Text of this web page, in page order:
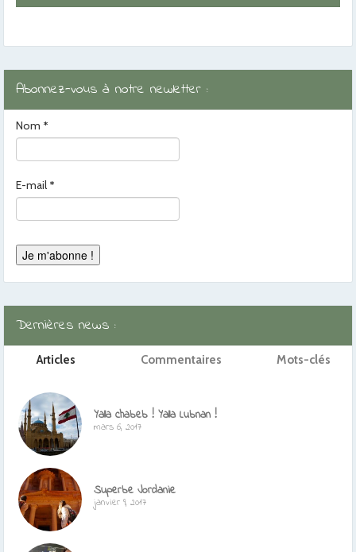
Abonnez-vous à notre newletter :
Nom *
E-mail *
Dernières news :
Articles Commentaires Mots-clés
Yalla chabeb ! Yalla Lubnan !
mars 6, 2017
Superbe Jordanie
janvier 9, 2017